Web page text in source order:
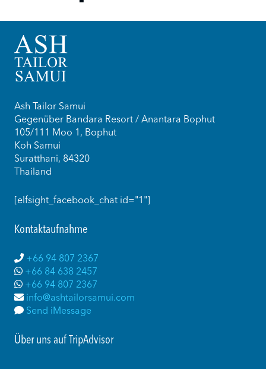
Ash Tailor Samui
Gegenüber Bandara Resort / Anantara Bophut
105/111 Moo 1, Bophut
Koh Samui
Suratthani, 84320
Thailand
[elfsight_facebook_chat id="1"]
Kontaktaufnahme
+66 94 807 2367
+66 84 638 2457
+66 94 807 2367
info@ashtailorsamui.com
Send iMessage
Über uns auf TripAdvisor